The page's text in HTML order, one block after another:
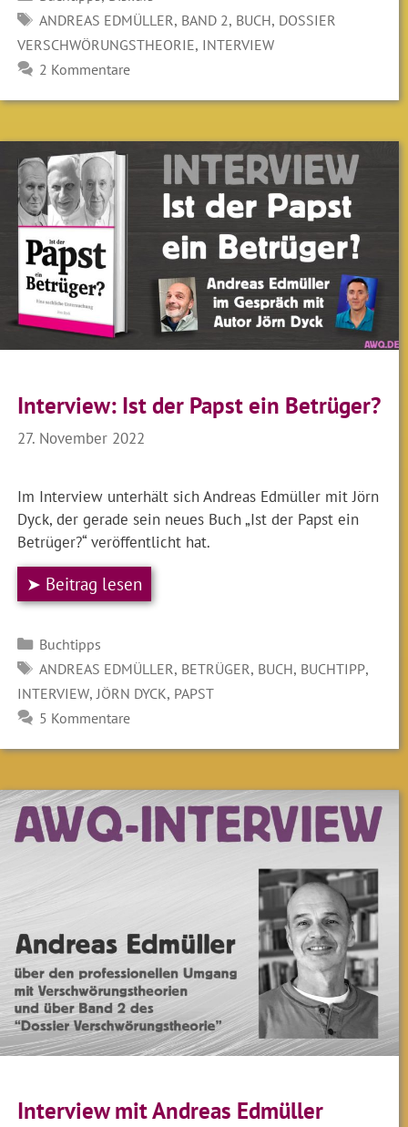
SCHLAGWÖRTER
ANDREAS EDMÜLLER, BAND 2, BUCH, DOSSIER
VERSCHWÖRUNGSTHEORIE, INTERVIEW
2 Kommentare
Interview: Ist der Papst ein Betrüger?
27. November 2022
Im Interview unterhält sich Andreas Edmüller mit Jörn
Dyck, der gerade sein neues Buch „Ist der Papst ein
Betrüger?“ veröffentlicht hat.
➤ Beitrag lesen
Kategorien
Buchtipps
SCHLAGWÖRTER
ANDREAS EDMÜLLER, BETRÜGER, BUCH, BUCHTIPP,
INTERVIEW,JÖRN DYCK, PAPST
5 Kommentare
Interview mit Andreas Edmüller